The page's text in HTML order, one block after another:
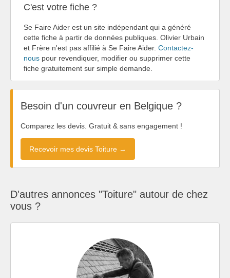
C'est votre fiche ?
Se Faire Aider est un site indépendant qui a généré
cette fiche à partir de données publiques. Olivier Urbain
et Frère n'est pas affilié à Se Faire Aider. Contactez-
nous pour revendiquer, modifier ou supprimer cette
fiche gratuitement sur simple demande.
Besoin d'un couvreur en Belgique ?
Comparez les devis. Gratuit & sans engagement !
Recevoir mes devis Toiture →
D'autres annonces "Toiture" autour de chez
vous ?